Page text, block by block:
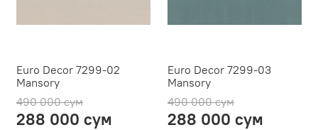
Euro Decor 7299-02
Mansory
490 000 сум
288 000 сум
Euro Decor 7299-03
Mansory
490 000 сум
288 000 сум